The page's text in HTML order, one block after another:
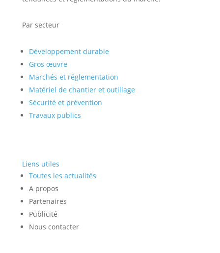
Par secteur
Développement durable
Gros œuvre
Marchés et réglementation
Matériel de chantier et outillage
Sécurité et prévention
Travaux publics
Liens utiles
Toutes les actualités
A propos
Partenaires
Publicité
Nous contacter